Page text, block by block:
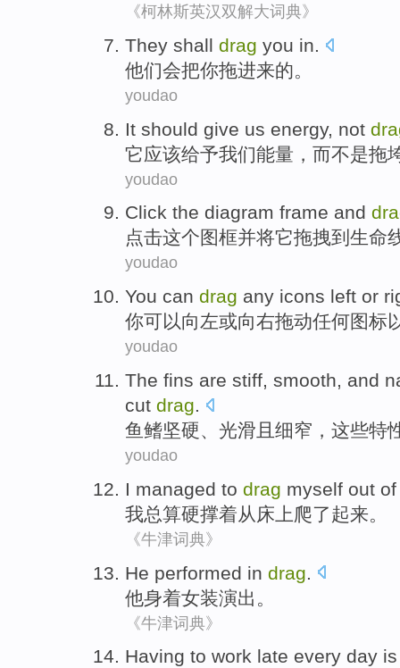
《柯林斯英汉双解大词典》
They shall drag you in.
他们会把你拖进来的。
youdao
It should give us energy, not
它应该给予我们能量 ， 而不是拖
youdao
Click the diagram frame and
点击这个图框并将它拖拽到 生命
youdao
You can drag any icons left or
你可以向左或向右拖动任何图标
youdao
The fins are stiff, smooth, and
cut drag.
鱼鳍坚硬、 光滑 且 细窄 ， 这些特
youdao
I managed to drag myself out
我总算硬撑着从 床上爬了起来。
《牛津词典》
He performed in drag
他身着女装演出 。
《牛津词典》
Having to work late every day